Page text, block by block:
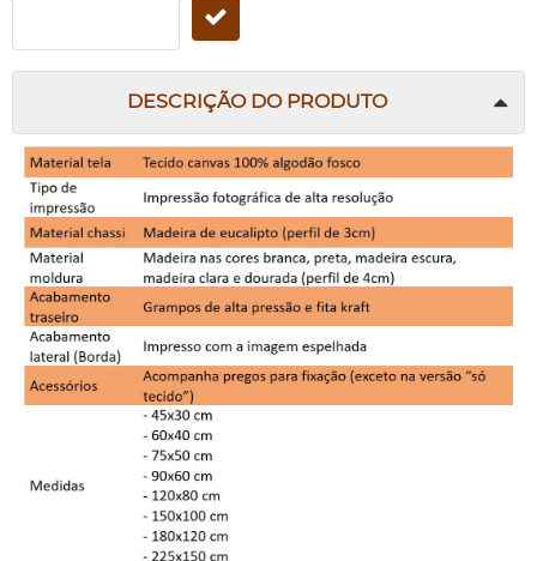
DESCRIÇÃO DO PRODUTO